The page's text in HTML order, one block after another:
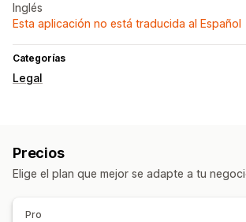
Inglés
Esta aplicación no está traducida al Español
Categorías
Legal
Precios
Elige el plan que mejor se adapte a tu
Pro